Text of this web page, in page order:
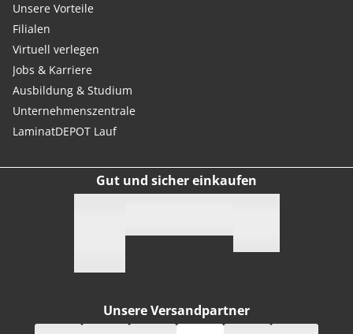
Unsere Vorteile
Filialen
Virtuell verlegen
Jobs & Karriere
Ausbildung & Studium
Unternehmenszentrale
LaminatDEPOT Lauf
Gut und sicher einkaufen
Unsere Versandpartner